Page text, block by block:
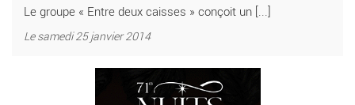
Le groupe « Entre deux caisses » conçoit un [...]
Le samedi 25 janvier 2014